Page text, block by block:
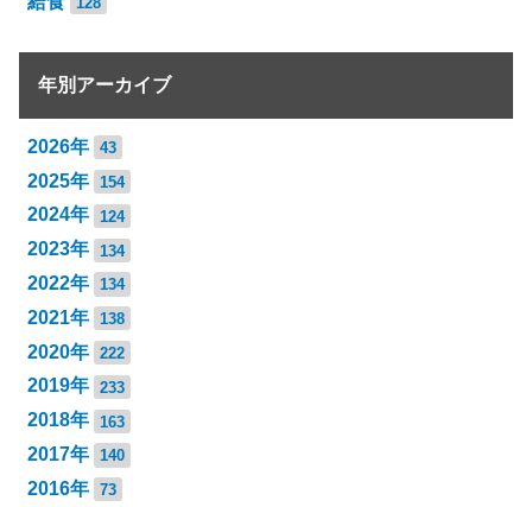
年別アーカイブ
2026年 43
2025年 154
2024年 124
2023年 134
2022年 134
2021年 138
2020年 222
2019年 233
2018年 163
2017年 140
2016年 73